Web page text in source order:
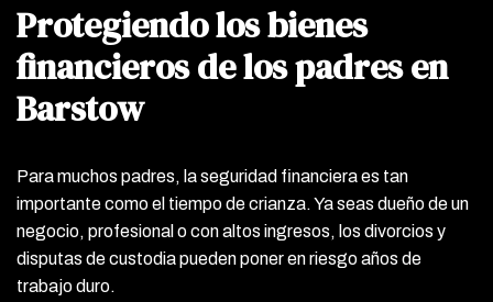
Protegiendo los bienes
financieros de los padres en
Barstow
Para muchos padres, la seguridad financiera es tan
importante como el tiempo de crianza. Ya seas dueño de un
negocio, profesional o con altos ingresos, los divorcios y
disputas de custodia pueden poner en riesgo años de
trabajo duro.